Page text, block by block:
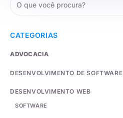
CATEGORIAS
ADVOCACIA
DESENVOLVIMENTO DE SOFTWARE
DESENVOLVIMENTO WEB
SOFTWARE